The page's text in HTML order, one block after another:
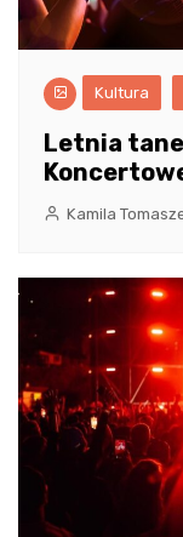
Kultura
Letnia
Kamila